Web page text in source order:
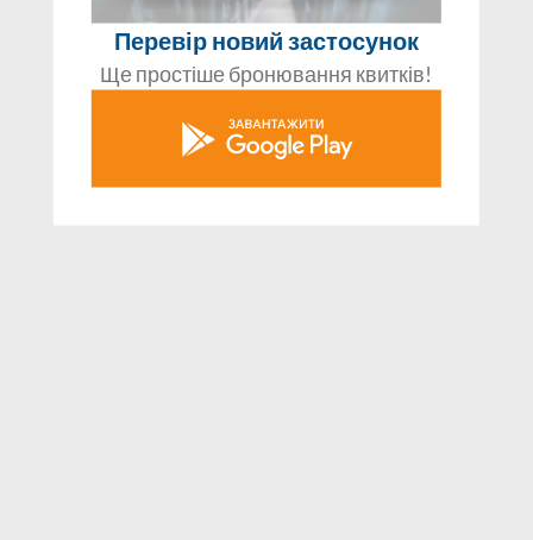
Перевір новий застосунок
Ще простіше бронювання квитків!